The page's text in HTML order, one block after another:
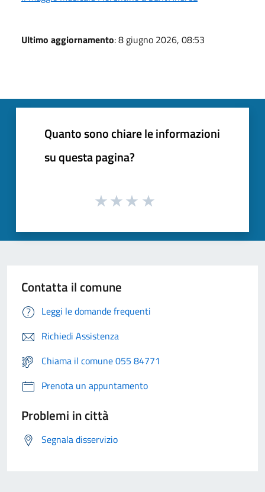
Ultimo aggiornamento: 8 giugno 2026, 08:53
Quanto sono chiare le informazioni
su questa pagina?
Contatta il comune
Leggi le domande frequenti
Richiedi Assistenza
Chiama il comune 055 84771
Prenota un appuntamento
Problemi in città
Segnala disservizio